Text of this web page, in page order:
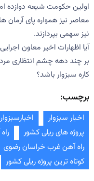
اولین حکومت شیعه دوازده
معاصر نیز همواره پای آرمان
نیز سهمی بپردازند.
آیا اظهارات اخیر معاون
بر چند دهه چشم انتظاری
کاره سبزوار باشد؟
برچسب:
اخبار سبزوار اخبارسبزوار
پروژه های ریلی کشور
راه آهن غرب خراسان رضوی
کوتاه ترین پروژه ریلی کشور